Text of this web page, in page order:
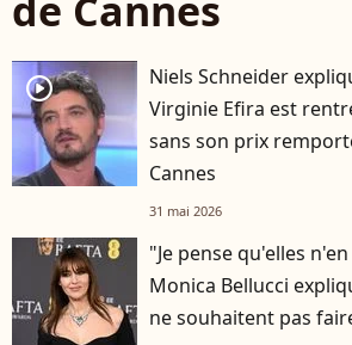
player2
Niels Schneider
Virginie Efira est
sans son prix
Cannes
31 mai 2026
"Je pense qu'elles
Monica Bellucci
ne souhaitent pas